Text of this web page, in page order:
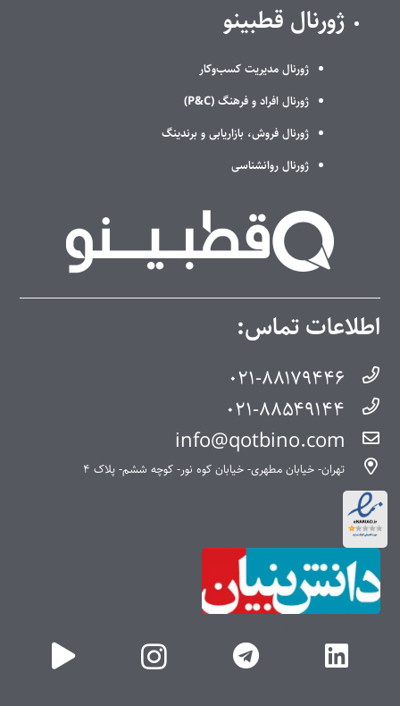
ژورنال قطبینو
ژورنال مدیریت کسب‌وکار
ژورنال افراد و فرهنگ (P&C)
ژورنال فروش، بازاریابی و برندینگ
ژورنال روانشناسی
اطلاعات تماس:
۰۲۱-۸۸۱۷۹۴۴۶
۰۲۱-۸۸۵۴۹۱۴۴
info@qotbino.com
تهران- خیابان مطهری- خیابان کوه نور- کوچه ششم- پلاک ۴